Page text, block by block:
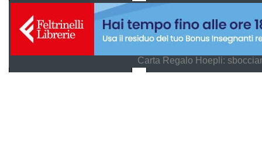
Carta Regalo Hoepli: